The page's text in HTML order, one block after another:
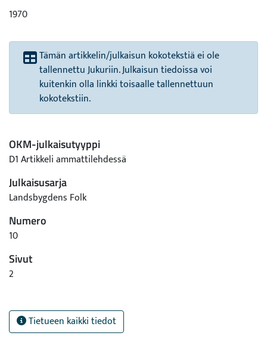
1970
Tämän artikkelin/julkaisun kokotekstiä ei ole
tallennettu Jukuriin. Julkaisun tiedoissa voi
kuitenkin olla linkki toisaalle tallennettuun
kokotekstiin.
OKM-julkaisutyyppi
D1 Artikkeli ammattilehdessä
Julkaisusarja
Landsbygdens Folk
Numero
10
Sivut
2
Tietueen kaikki tiedot